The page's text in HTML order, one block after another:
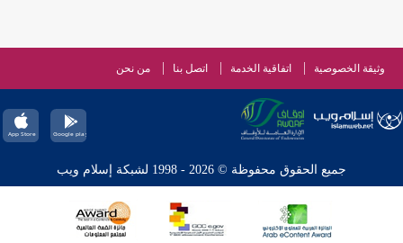
وثيقة الخصوصية اتفاقية الخدمة اتصل بنا من نحن
جميع الحقوق محفوظة © 2026 - 1998 لشبكة إسلام ويب